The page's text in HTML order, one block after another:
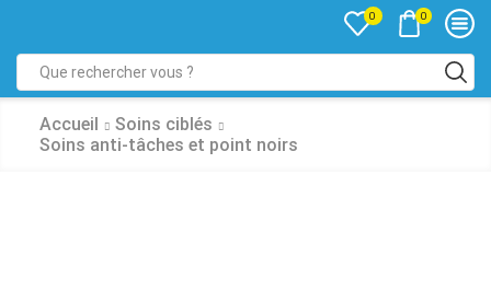
0 0
Accueil
Soins ciblés
Soins anti-tâches et point noirs